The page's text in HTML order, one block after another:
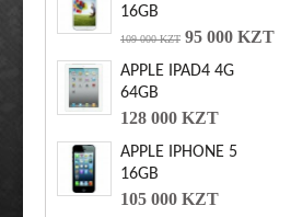
16GB
109 000 KZT 95 000 KZT
APPLE IPAD4 4G
64GB
128 000 KZT
APPLE IPHONE 5
16GB
105 000 KZT